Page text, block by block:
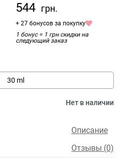
544 грн.
+ 27 бонусов за покупку
1 бонус = 1 грн скидки на
следующий заказ
30 ml
Нет в наличии
Описание
Отзывы (0)